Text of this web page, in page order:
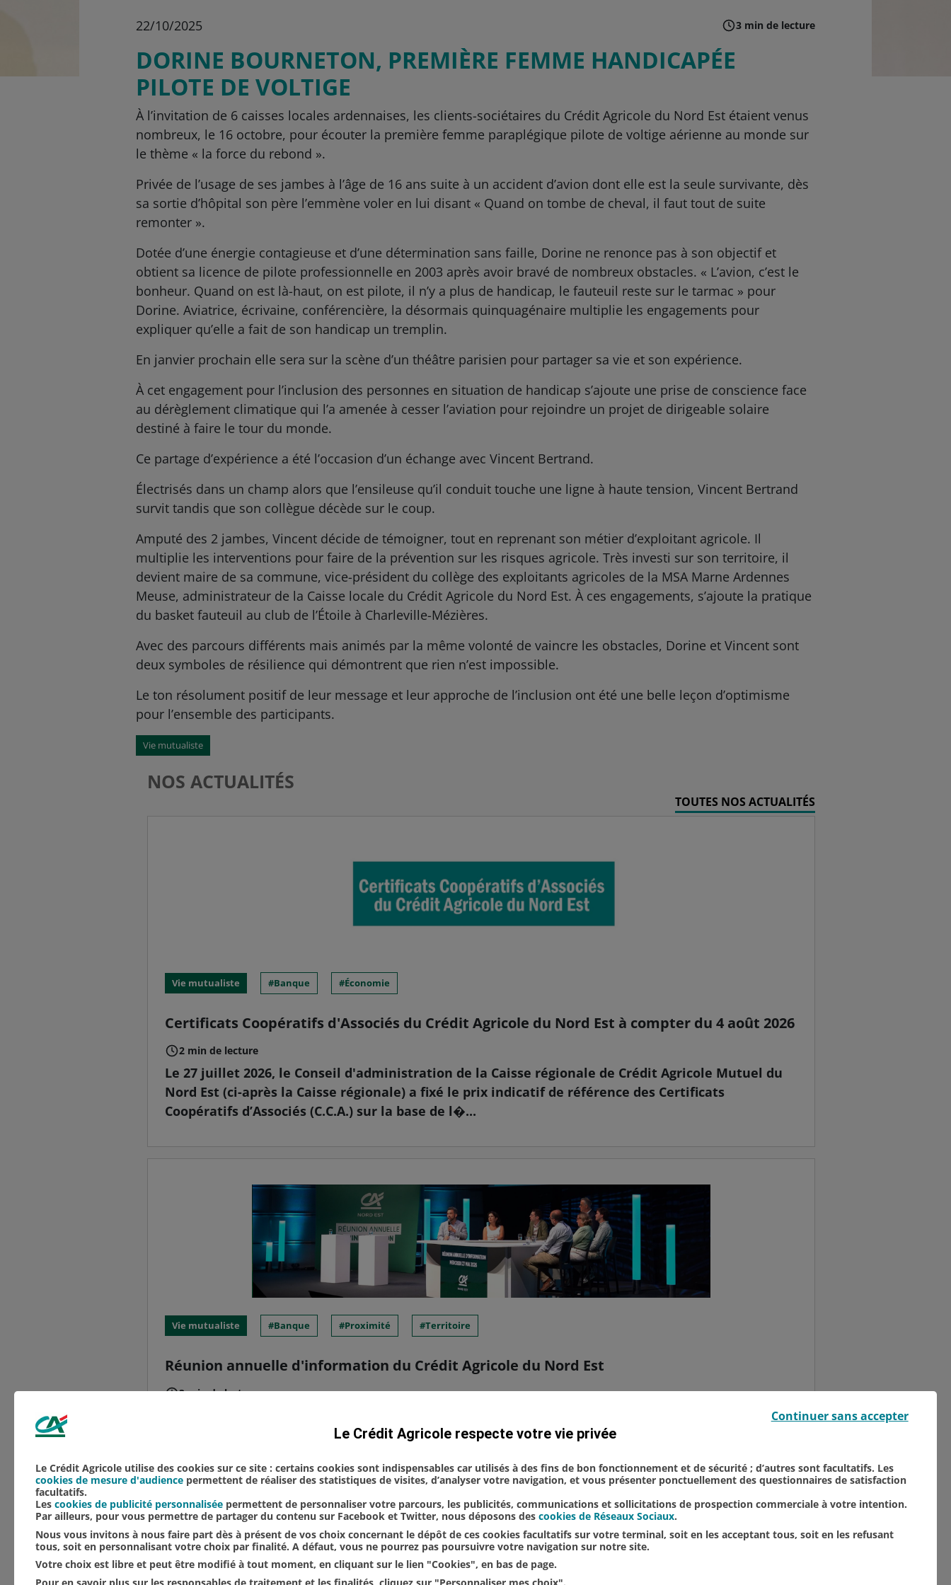
22/10/2025 3 min de lecture
DORINE BOURNETON, PREMIÈRE FEMME HANDICAPÉE
PILOTE DE VOLTIGE
À l’invitation de 6 caisses locales ardennaises, les clients-sociétaires du Crédit Agricole du Nord Est étaient venus
nombreux, le 16 octobre, pour écouter la première femme paraplégique pilote de voltige aérienne au monde sur
le thème « la force du rebond ».
Privée de l’usage de ses jambes à l’âge de 16 ans suite à un accident d’avion dont elle est la seule survivante, dès
sa sortie d’hôpital son père l’emmène voler en lui disant « Quand on tombe de cheval, il faut tout de suite
remonter ».
Dotée d’une énergie contagieuse et d’une détermination sans faille, Dorine ne renonce pas à son objectif et
obtient sa licence de pilote professionnelle en 2003 après avoir bravé de nombreux obstacles. « L’avion, c’est le
bonheur. Quand on est là-haut, on est pilote, il n’y a plus de handicap, le fauteuil reste sur le tarmac » pour
Dorine. Aviatrice, écrivaine, conférencière, la désormais quinquagénaire multiplie les engagements pour
expliquer qu’elle a fait de son handicap un tremplin.
En janvier prochain elle sera sur la scène d’un théâtre parisien pour partager sa vie et son expérience.
À cet engagement pour l’inclusion des personnes en situation de handicap s’ajoute une prise de conscience face
au dérèglement climatique qui l’a amenée à cesser l’aviation pour rejoindre un projet de dirigeable solaire
destiné à faire le tour du monde.
Ce partage d’expérience a été l’occasion d’un échange avec Vincent Bertrand.
Électrisés dans un champ alors que l’ensileuse qu’il conduit touche une ligne à haute tension, Vincent Bertrand
survit tandis que son collègue décède sur le coup.
Amputé des 2 jambes, Vincent décide de témoigner, tout en reprenant son métier d’exploitant agricole. Il
multiplie les interventions pour faire de la prévention sur les risques agricole. Très investi sur son territoire, il
devient maire de sa commune, vice-président du collège des exploitants agricoles de la MSA Marne Ardennes
Meuse, administrateur de la Caisse locale du Crédit Agricole du Nord Est. À ces engagements, s’ajoute la pratique
du basket fauteuil au club de l’Étoile à Charleville-Mézières.
Avec des parcours différents mais animés par la même volonté de vaincre les obstacles, Dorine et Vincent sont
deux symboles de résilience qui démontrent que rien n’est impossible.
Le ton résolument positif de leur message et leur approche de l’inclusion ont été une belle leçon d’optimisme
pour l’ensemble des participants.
Vie mutualiste
NOS ACTUALITÉS
TOUTES NOS ACTUALITÉS
Vie mutualiste Banque Économie
Certificats Coopératifs d'Associés du Crédit Agricole du Nord Est à compter du 4 août 2026
2 min de lecture
Le 27 juillet 2026, le Conseil d'administration de la Caisse régionale de Crédit Agricole Mutuel du
Nord Est (ci-après la Caisse régionale) a fixé le prix indicatif de référence des Certificats
Coopératifs d’Associés (C.C.A.) sur la base de l�...
Vie mutualiste Banque Proximité Territoire
Réunion annuelle d'information du Crédit Agricole du Nord Est
3 min de lecture
Delphine Manceau, directrice générale de NEOMA Business School - Nicolas Bouzou - Gilles Halais,
Le Crédit Agricole respecte votre vie privée
Le Crédit Agricole utilise des cookies sur ce site : certains cookies sont indispensables car utilisés à des fins de bon fonctionnement et de sécurité ; d’autres sont facultatifs. Les
cookies de mesure d'audience permettent de réaliser des statistiques de visites, d’analyser votre navigation, et vous présenter ponctuellement des questionnaires de satisfaction
facultatifs.
Les cookies de publicité personnalisée permettent de personnaliser votre parcours, les publicités, communications et sollicitations de prospection commerciale à votre intention.
Par ailleurs, pour vous permettre de partager du contenu sur Facebook et Twitter, nous déposons des cookies de Réseaux Sociaux.
Nous vous invitons à nous faire part dès à présent de vos choix concernant le dépôt de ces cookies facultatifs sur votre terminal, soit en les acceptant tous, soit en les refusant
tous, soit en personnalisant votre choix par finalité. A défaut, vous ne pourrez pas poursuivre votre navigation sur notre site.
Votre choix est libre et peut être modifié à tout moment, en cliquant sur le lien "Cookies", en bas de page.
Pour en savoir plus sur les responsables de traitement et les finalités, cliquez sur "Personnaliser mes choix".
Continuer sans accepter